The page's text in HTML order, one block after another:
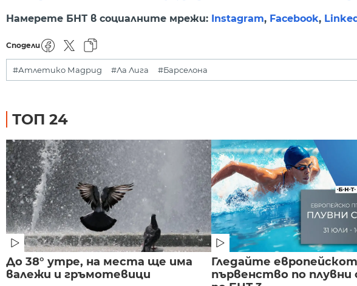
Намерете БНТ в социалните мрежи: Instagram, Facebook,
Сподели
#Атлетико Мадрид #Ла Лига #Барселона
ТОП 24
До 38° утре, на места ще има
валежи и гръмотевици
Гледайте
първенство по плувни